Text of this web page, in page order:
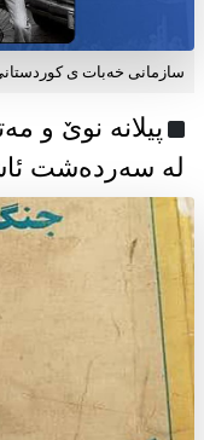
سازمانی خەبات ی
پیلانە نوێ و
لە سەردەشت